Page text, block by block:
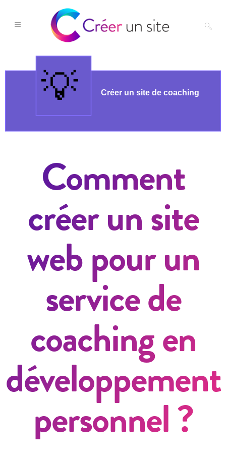
Comment
créer un site
web pour un
service de
coaching en
développement
personnel ?